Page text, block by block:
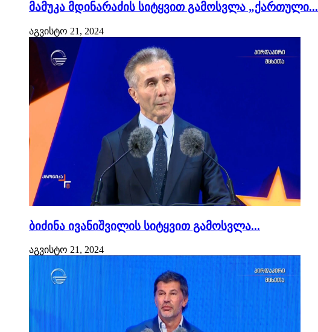
მამუკა მდინარაძის სიტყვით გამოსვლა „ქართული...
აგვისტო 21, 2024
ბიძინა ივანიშვილის სიტყვით გამოსვლა...
აგვისტო 21, 2024